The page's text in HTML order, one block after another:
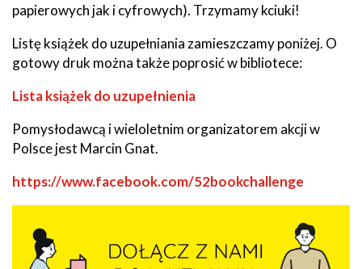
papierowych jak i cyfrowych). Trzymamy kciuki!
Listę książek do uzupełniania zamieszczamy poniżej. O
gotowy druk można także poprosić w bibliotece:
Lista książek do uzupełnienia
Pomysłodawcą i wieloletnim organizatorem akcji w
Polsce jest Marcin Gnat.
https://www.facebook.com/52bookchallenge